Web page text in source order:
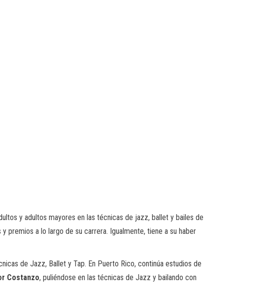
y adultos mayores en las técnicas de jazz, ballet y bailes de
premios a lo largo de su carrera. Igualmente, tiene a su haber
de Jazz, Ballet y Tap. En Puerto Rico, continúa estudios de
Costanzo, puliéndose en las técnicas de Jazz y bailando con